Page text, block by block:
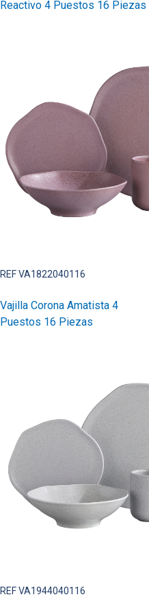
Reactivo 4 Puestos 16 Piezas
REF VA1822040116
Vajilla Corona Amatista 4
Puestos 16 Piezas
REF VA1944040116